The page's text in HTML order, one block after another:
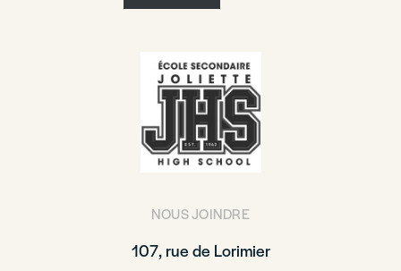
NOUS JOINDRE
107, rue de Lorimier